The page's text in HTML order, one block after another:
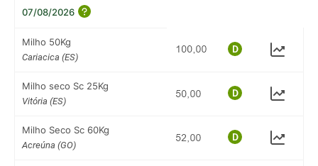
07/08/2026
Milho 50Kg
Cariacica (ES)
Milho seco Sc 25Kg
Vitória (ES)
Milho Seco Sc 60Kg
Acreúna (GO)